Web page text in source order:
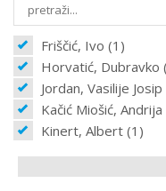
Friščić, Ivo (1)
Horvatić, Dubravko
Jordan, Vasilije Josip
Kačić Miošić, Andrija
Kinert, Albert (1)